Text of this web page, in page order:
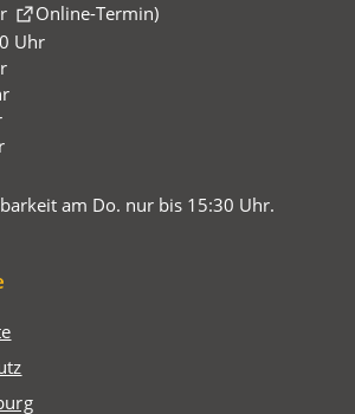
Online-Termin)
Uhr
am Do. nur bis 15:30 Uhr.